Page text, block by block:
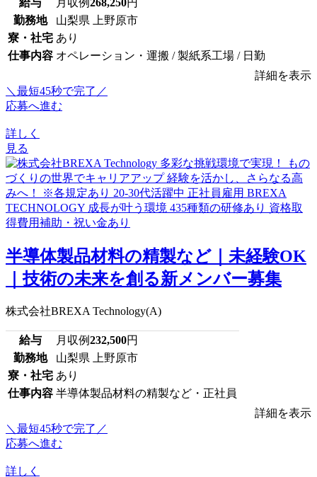
勤務地
山梨県 上野原市
寮・社宅 あり
仕事内容 オペレーション・運搬 / 製紙系工場 / 日勤
詳細を表示
＼最短45秒で完了／
応募へ進む
詳しく
見る
半導体製品材料の精製など｜未経験OK
｜技術の未来を創る新メンバー募集
株式会社BREXA Technology(A)
給与 月収例232,500円
勤務地
山梨県 上野原市
寮・社宅 あり
仕事内容 半導体製品材料の精製など・正社員
詳細を表示
＼最短45秒で完了／
応募へ進む
詳しく